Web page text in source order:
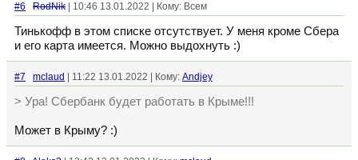
#6 RodNik | 10:46 13.01.2022 | Кому: Всем
Тинькофф в этом списке отсутствует. У меня кроме Сбера
и его карта имеется. Можно выдохнуть :)
#7 mclaud | 11:22 13.01.2022 | Кому: Andjey
> Ура! Сбербанк будет работать в Крыме!!!
Может в Крыму? :)